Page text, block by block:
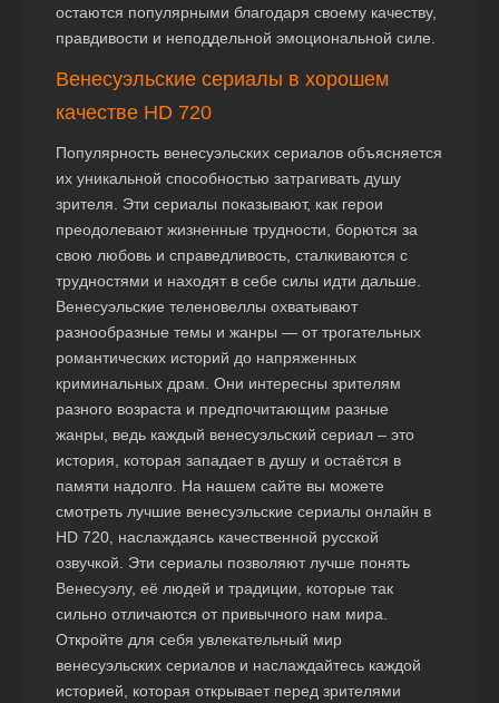
остаются популярными благодаря своему качеству,
правдивости и неподдельной эмоциональной силе.
Венесуэльские сериалы в хорошем
качестве HD 720
Популярность венесуэльских сериалов объясняется
их уникальной способностью затрагивать душу
зрителя. Эти сериалы показывают, как герои
преодолевают жизненные трудности, борются за
свою любовь и справедливость, сталкиваются с
трудностями и находят в себе силы идти дальше.
Венесуэльские теленовеллы охватывают
разнообразные темы и жанры — от трогательных
романтических историй до напряженных
криминальных драм. Они интересны зрителям
разного возраста и предпочитающим разные
жанры, ведь каждый венесуэльский сериал – это
история, которая западает в душу и остаётся в
памяти надолго. На нашем сайте вы можете
смотреть лучшие венесуэльские сериалы онлайн в
HD 720, наслаждаясь качественной русской
озвучкой. Эти сериалы позволяют лучше понять
Венесуэлу, её людей и традиции, которые так
сильно отличаются от привычного нам мира.
Откройте для себя увлекательный мир
венесуэльских сериалов и наслаждайтесь каждой
историей, которая открывает перед зрителями